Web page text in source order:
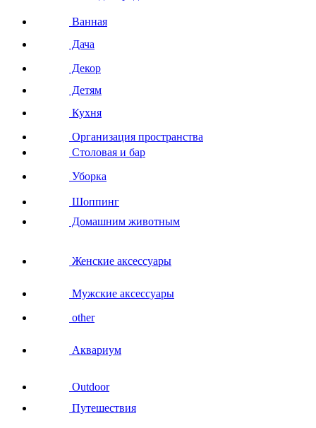
Ванная
Дача
Декор
Детям
Кухня
Организация пространства
Столовая и бар
Уборка
Шоппинг
Домашним животным
Женские аксессуары
Мужские аксессуары
other
Аквариум
Outdoor
Путешествия